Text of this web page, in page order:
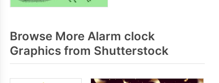
Browse More Alarm clock
Graphics from Shutterstock